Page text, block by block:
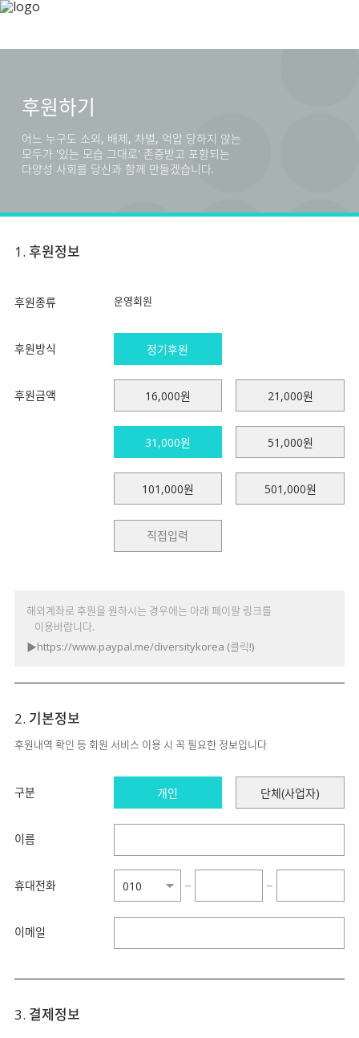
후원하기
어느 누구도 소외, 배제, 차별, 억압 당하지 않는
모두가 '있는 모습 그대로' 존중받고 포함되는
다양성 사회를 당신과 함께 만들겠습니다.
1. 후원정보
후원종류 운영회원
후원방식 정기후원
후원금액 16,000원 21,000원
31,000원 51,000원
101,000원 501,000원
해외계좌로 후원을 원하시는 경우에는 아래 페이팔 링크를
이용바랍니다.
▶https://www.paypal.me/diversitykorea (클릭!)
2. 기본정보
후원내역 확인 등 회원 서비스 이용 시 꼭 필요한 정보입니다
구분 개인 단체(사업자)
이름
휴대전화 − −
이메일
3. 결제정보